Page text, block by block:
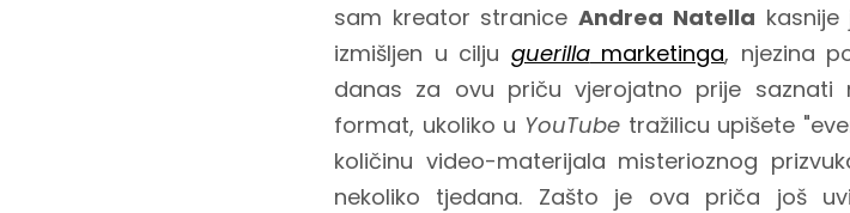
sam kreator straniceAndrea Natella
izmišljen u cilju guerillamarketinga, njezina
danas za ovu priču vjerojatno prije saznati
format, ukoliko u YouTube tražilicu upišete
količinu video-materijala misterioznog
nekoliko tjedana. Zašto je ova priča još